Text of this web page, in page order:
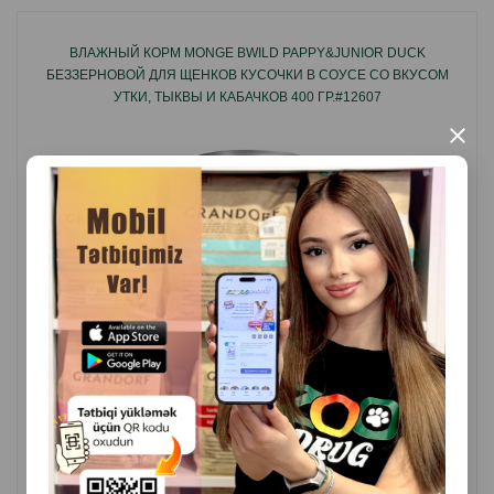
×
Бережное приготовление сохраняет натуральный
вкус мяса.
Говядина выступает ценным источником
животного белка.
Картофель дополняет рецепт мягкими углеводами
без лишней нагрузки на пищеварение.
Оптимальная консистенция для хорошей
поедаемости.
Не содержит лишних добавок, ориентирован на
ВЛАЖНЫЙ КОРМ MONGE BWILD PAPPY&JUNIOR DUCK
БЕЗЗЕРНОВОЙ ДЛЯ ЩЕНКОВ КУСОЧКИ В СОУСЕ СО ВКУСОМ
УТКИ, ТЫКВЫ И КАБАЧКОВ 400 ГР.#12607
( Отзывы)
Масса Цена
Купить
4.80